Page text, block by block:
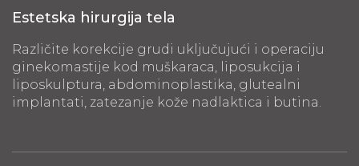
Estetska hirurgija tela
Različite korekcije grudi uključujući i operaciju
ginekomastije kod muškaraca, liposukcija i
liposkulptura, abdominoplastika, glutealni
implantati, zatezanje kože nadlaktica i butina.